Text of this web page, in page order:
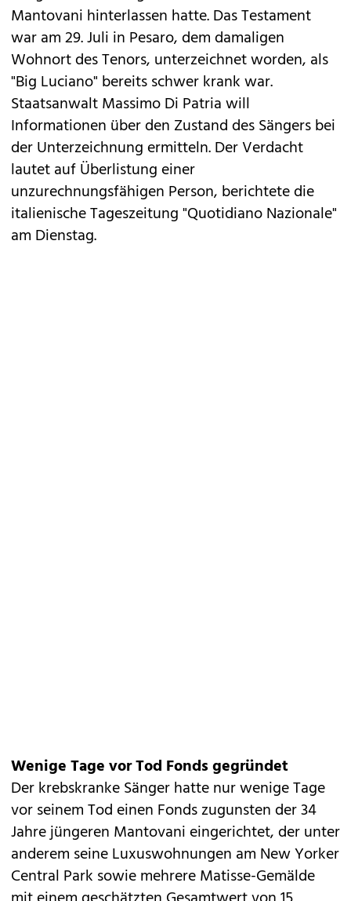
Mantovani hinterlassen hatte. Das Testament
war am 29. Juli in Pesaro, dem damaligen
Wohnort des Tenors, unterzeichnet worden, als
"Big Luciano" bereits schwer krank war.
Staatsanwalt Massimo Di Patria will
Informationen über den Zustand des Sängers bei
der Unterzeichnung ermitteln. Der Verdacht
lautet auf Überlistung einer
unzurechnungsfähigen Person, berichtete die
italienische Tageszeitung "Quotidiano Nazionale"
am Dienstag.
Wenige Tage vor Tod Fonds gegründet
Der krebskranke Sänger hatte nur wenige Tage
vor seinem Tod einen Fonds zugunsten der 34
Jahre jüngeren Mantovani eingerichtet, der unter
anderem seine Luxuswohnungen am New Yorker
Central Park sowie mehrere Matisse-Gemälde